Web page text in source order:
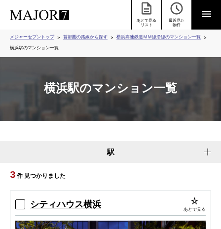
あとで見る
リスト
最近見た
物件
メジャーセブントップ 首都圏の路線から探す
横浜高速鉄道ＭＭ線沿線のマンション一覧
横浜駅のマンション一覧
横浜駅のマンション一覧
駅
3 件 見つかりました
シティハウス横浜 あとで見る